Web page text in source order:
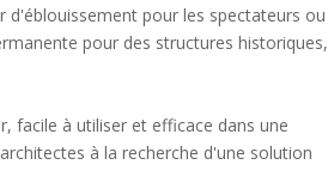
pour les spectateurs ou
pour des structures historiques,
facile à utiliser et efficace dans une
à la recherche d'une solution